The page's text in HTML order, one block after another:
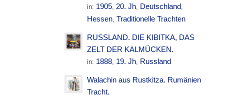
in: 1905,20. Jh, Deutschland,
Hessen, Traditionelle Trachten
RUSSLAND. DIE KIBITKA, DAS
ZELT DER KALMÜCKEN.
in: 1888, 19. Jh, Russland
Walachin aus Rustkitza. Rumänien
Tracht.